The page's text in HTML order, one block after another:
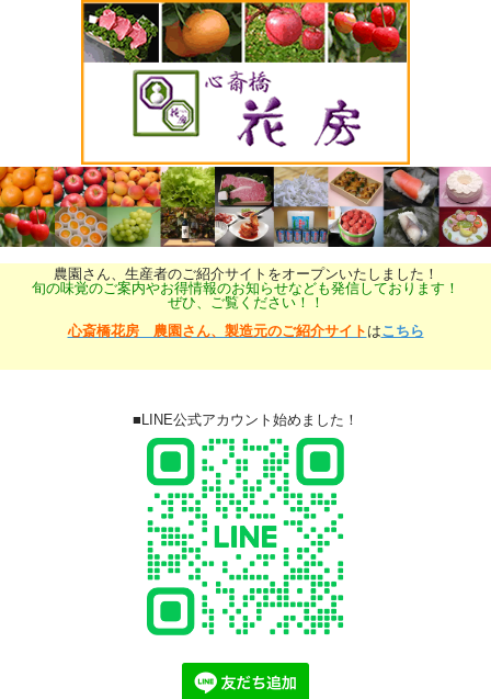
農園さん、生産者のご紹介サイトをオープンいたしました！
旬の味覚のご案内やお得情報のお知らせなども発信しております！
ぜひ、ご覧ください！！
心斎橋花房 農園さん、製造元のご紹介サイト はこちら
■LINE公式アカウント始めました！